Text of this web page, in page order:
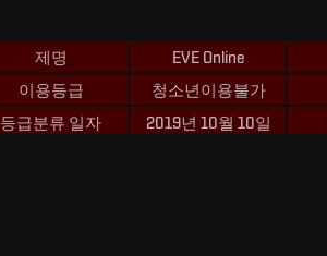
제명
EVE Online
이용등급
청소년이용불가
등급분류 일자
2019년 10월 10일